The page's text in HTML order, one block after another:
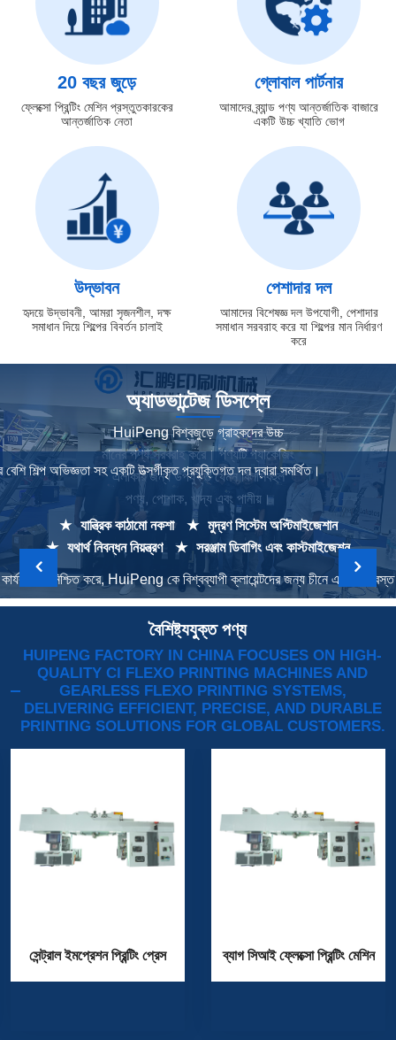
20 বছর জুড়ে
ফ্লেক্সো প্রিন্টিং মেশিন প্রস্তুতকারকের
আন্তর্জাতিক নেতা
গ্লোবাল পার্টনার
আমাদের ব্র্যান্ড পণ্য আন্তর্জাতিক বাজারে
একটি উচ্চ খ্যাতি ভোগ
উদ্ভাবন
হৃদয়ে উদ্ভাবনী, আমরা সৃজনশীল, দক্ষ
সমাধান দিয়ে শিল্পের বিবর্তন চালাই
পেশাদার দল
আমাদের বিশেষজ্ঞ দল উপযোগী, পেশাদার
সমাধান সরবরাহ করে যা শিল্পের মান নির্ধারণ
করে
অ্যাডভান্টেজ ডিসপ্লে
HuiPeng বিশ্বজুড়ে গ্রাহকদের উচ্চ
মানের পণ্য সরবরাহ করে। পণ্যটি প্যাকেজিং
এলাকার জন্য উপযুক্ত যেমন বিলাসবহুল
পণ্য, পোশাক, খাদ্য এবং পানীয়।
শিল্প অভিজ্ঞতা সহ একটি উত্সর্গীকৃত প্রযুক্তিগত দল দ্বারা সমর্থিত।
★ যান্ত্রিক কাঠামো নকশা ★
মুদ্রণ সিস্টেম অপ্টিমাইজেশান
★ যথার্থ নিবন্ধন নিয়ন্ত্রণ ★ সরঞ্জাম ডিবাগিং এবং কাস্টমাইজেশন
নিশ্চিত করে, HuiPeng কে বিশ্বব্যাপী ক্লায়েন্টদের জন্য চীনে একটি
বৈশিষ্ট্যযুক্ত পণ্য
HUIPENG FACTORY IN CHINA FOCUSES ON HIGH-
QUALITY CI FLEXO PRINTING MACHINES AND
GEARLESS FLEXO PRINTING SYSTEMS,
DELIVERING EFFICIENT, PRECISE, AND DURABLE
PRINTING SOLUTIONS FOR GLOBAL CUSTOMERS.
সেন্ট্রাল ইমপ্রেশন প্রিন্টিং প্রেস ব্যাগ সিআই ফ্লেক্সো প্রিন্টিং মেশিন